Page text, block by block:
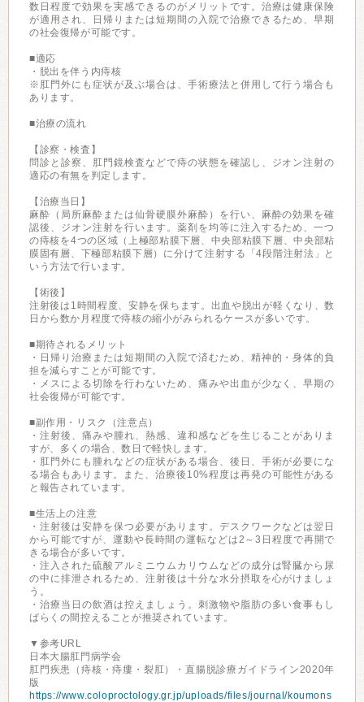
数日程度で効果を実感できるのがメリットです。治療は健康保険
が適用され、日帰りまたは短期間の入院で治療できるため、早期
の社会復帰が可能です。
■適応
・脱出を伴う内痔核
※肛門外にも症状が及ぶ場合は、手術療法と併用して行う場合も
あります。
■治療の流れ
【診察・検査】
問診と診察、肛門鏡検査などで痔の状態を確認し、ジオン注射の
適応の有無を判定します。
【治療当日】
麻酔（局所麻酔または仙骨硬膜外麻酔）を行い、麻酔の効果を確
認後、ジオン注射を行います。薬剤を均等に注入するため、一つ
の痔核を4つの区域（上極部粘膜下層、中央部粘膜下層、中央部粘
膜固有層、下極部粘膜下層）に分けて注射する「4段階注射法」と
いう方法で行います。
【術後】
注射後は1時間程度、安静を保ちます。出血や脱出が軽くなり、数
日から数か月程度で痔核の縮小がみられるケースが多いです。
■期待されるメリット
・日帰り治療または短期間の入院で済むため、精神的・身体的負
担を減らすことが可能です。
・メスによる切除を行わないため、痛みや出血が少なく、早期の
社会復帰が可能です。
■副作用・リスク（注意点）
・注射後、痛みや腫れ、熱感、違和感などを生じることがありま
すが、多くの場合、数日で軽快します。
・肛門外にも腫れなどの症状がある場合、後日、手術が必要にな
る場合もあります。また、治療後10%程度は再発の可能性がある
と報告されています。
■生活上の注意
・注射後は安静を保つ必要があります。デスクワークなどは翌日
から可能ですが、運動や長時間の運転などは2～3日程度で再開で
きる場合が多いです。
・注入された硫酸アルミニウムカリウムなどの成分は腎臓から尿
の中に排泄されるため、注射後は十分な水分摂取を心がけましょ
う。
・治療当日の飲酒は控えましょう。刺激物や脂肪の多い食事もし
ばらくの間控えることが推奨されています。
▼参考URL
日本大腸肛門病学会
肛門疾患（痔核・痔瘻・裂肛）・直腸脱診療ガイドライン2020年
版
https://www.coloproctology.gr.jp/uploads/files/journal/koumons